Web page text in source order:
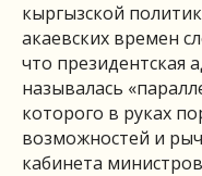
кыргызской
акаевских времен
что президентская
называлась
которого в руках
возможностей и
кабинета